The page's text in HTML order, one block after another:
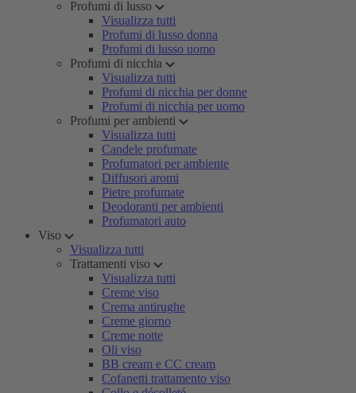
Profumi di lusso
Visualizza tutti
Profumi di lusso donna
Profumi di lusso uomo
Profumi di nicchia
Visualizza tutti
Profumi di nicchia per donne
Profumi di nicchia per uomo
Profumi per ambienti
Visualizza tutti
Candele profumate
Profumatori per ambiente
Diffusori aromi
Pietre profumate
Deodoranti per ambienti
Profumatori auto
Viso
Visualizza tutti
Trattamenti viso
Visualizza tutti
Creme viso
Crema antirughe
Creme giorno
Creme notte
Oli viso
BB cream e CC cream
Cofanetti trattamento viso